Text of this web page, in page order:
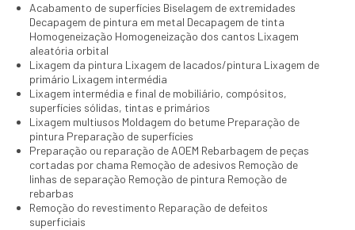
Acabamento de superfícies Biselagem de extremidades
Decapagem de pintura em metal Decapagem de tinta
Homogeneização Homogeneização dos cantos Lixagem
aleatória orbital
Lixagem da pintura Lixagem de lacados/pintura Lixagem de
primário Lixagem intermédia
Lixagem intermédia e final de mobiliário, compósitos,
superfícies sólidas, tintas e primários
Lixagem multiusos Moldagem do betume Preparação de
pintura Preparação de superfícies
Preparação ou reparação de AOEM Rebarbagem de peças
cortadas por chama Remoção de adesivos Remoção de
linhas de separação Remoção de pintura Remoção de
rebarbas
Remoção do revestimento Reparação de defeitos
superficiais